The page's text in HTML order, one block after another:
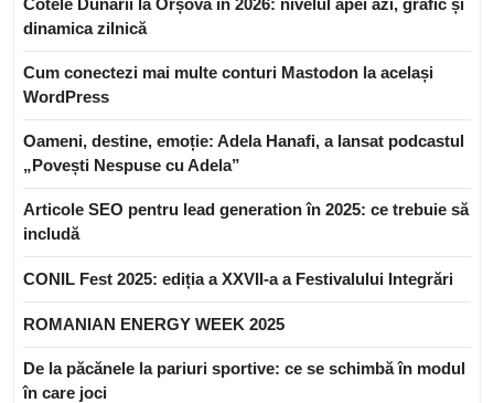
dinamica zilnică
Cum conectezi mai multe conturi Mastodon la același
WordPress
Oameni, destine, emoție: Adela Hanafi, a lansat podcastul
„Povești Nespuse cu Adela”
Articole SEO pentru lead generation în 2025: ce trebuie să
includă
CONIL Fest 2025: ediția a XXVII-a a Festivalului Integrări
ROMANIAN ENERGY WEEK 2025
De la păcănele la pariuri sportive: ce se schimbă în modul
în care joci